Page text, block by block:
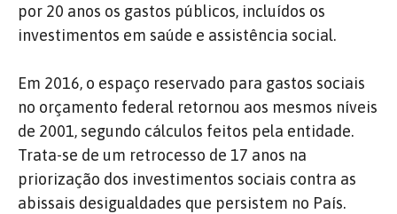
por 20 anos os gastos públicos, incluídos os
investimentos em saúde e assistência social.
Em 2016, o espaço reservado para gastos sociais
no orçamento federal retornou aos mesmos níveis
de 2001, segundo cálculos feitos pela entidade.
Trata-se de um retrocesso de 17 anos na
priorização dos investimentos sociais contra as
abissais desigualdades que persistem no País.